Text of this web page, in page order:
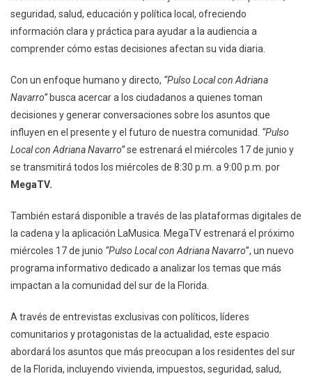
seguridad, salud, educación y política local, ofreciendo
información clara y práctica para ayudar a la audiencia a
comprender cómo estas decisiones afectan su vida diaria.
Con un enfoque humano y directo, “Pulso Local con Adriana
Navarro”busca acercar a los ciudadanos a quienes toman
decisiones y generar conversaciones sobre los asuntos que
influyen en el presente y el futuro de nuestra comunidad. “Pulso
Local con Adriana Navarro”se estrenará el miércoles 17 de junio y
se transmitirá todos los miércoles de 8:30 p.m. a 9:00 p.m. por
MegaTV.
También estará disponible a través de las plataformas digitales de
la cadena y la aplicación LaMusica. MegaTV estrenará el próximo
miércoles 17 de junio “Pulso Local con Adriana Navarro”, un nuevo
programa informativo dedicado a analizar los temas que más
impactan a la comunidad del sur de la Florida.
A través de entrevistas exclusivas con políticos, líderes
comunitarios y protagonistas de la actualidad, este espacio
abordará los asuntos que más preocupan a los residentes del sur
de la Florida, incluyendo vivienda, impuestos, seguridad, salud,